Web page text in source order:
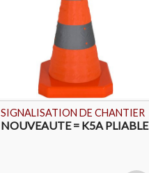
SIGNALISATION DE CHANTIER
NOUVEAUTE = K5A PLIABLE